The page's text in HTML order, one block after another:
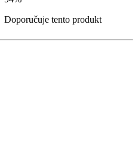
Doporučuje tento produkt